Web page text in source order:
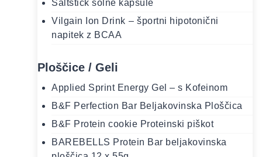
Saltstick solne kapsule
Vilgain Ion Drink ⁠–⁠ športni hipotonični
napitek z BCAA
Ploščice / Geli
Applied Sprint Energy Gel – s Kofeinom
B&F Perfection Bar Beljakovinska Ploščica
B&F Protein cookie Proteinski piškot
BAREBELLS Protein Bar beljakovinska